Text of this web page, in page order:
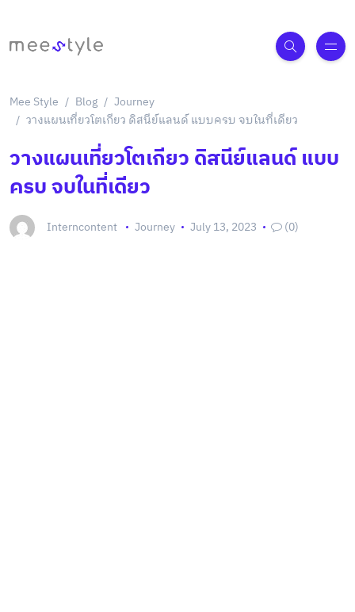
Mee Style Blog
Journey
วางแผนเที่ยวโตเกียว ดิสนีย์แลนด์ แบบครบ จบในที่เดียว
วางแผนเที่ยวโตเกียว ดิสนีย์แลนด์ แบบ
ครบ จบในที่เดียว
Interncontent Journey July 13, 2023 (0)